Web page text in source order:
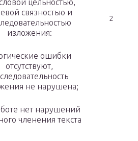
цельностью,
связностью и
изложения:
ошибки
отсутствуют,
не нарушена;
нет нарушений
членения текста
2